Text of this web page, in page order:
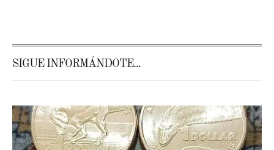
SIGUE INFORMÁNDOTE...